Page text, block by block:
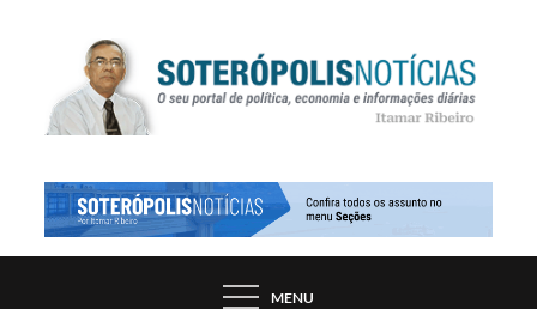
SOTERÓPOLIS NOTÍCIAS
PORTAL DE NOTÍCIAS DE SALVADOR E
MENU